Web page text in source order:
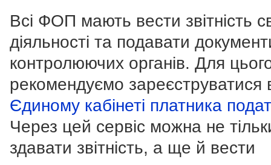
Всі ФОП мають вести звітність
діяльності та подавати
контролюючих органів. Для
рекомендуємо зареєструватися
Єдиному кабінеті платника
Через цей сервіс можна не
здавати звітність, а ще й вести